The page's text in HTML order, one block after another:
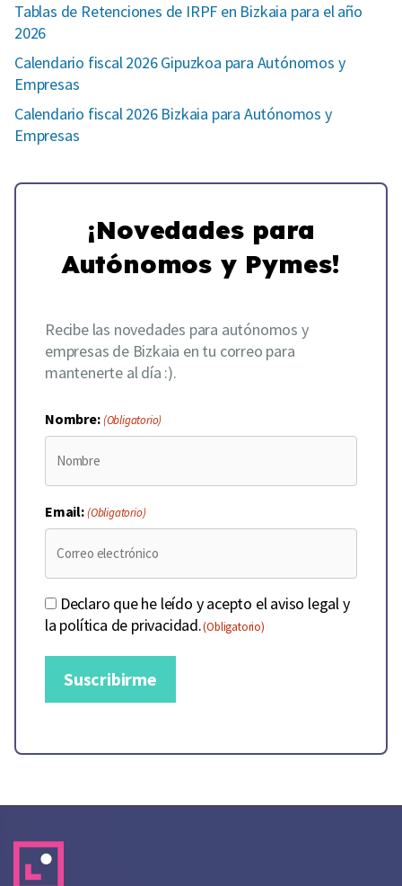
Tablas de Retenciones de IRPF en Bizkaia para el año
2026
Calendario fiscal 2026 Gipuzkoa para Autónomos y
Empresas
Calendario fiscal 2026 Bizkaia para Autónomos y
Empresas
¡Novedades para
Autónomos y Pymes!
Recibe las novedades para autónomos y
empresas de Bizkaia en tu correo para
mantenerte al día :).
Nombre:(Obligatorio)
Email:(Obligatorio)
Consentimiento
(Obligatorio)
Declaro que he leído y acepto el aviso legal y
la política de privacidad.(Obligatorio)
Suscribirme